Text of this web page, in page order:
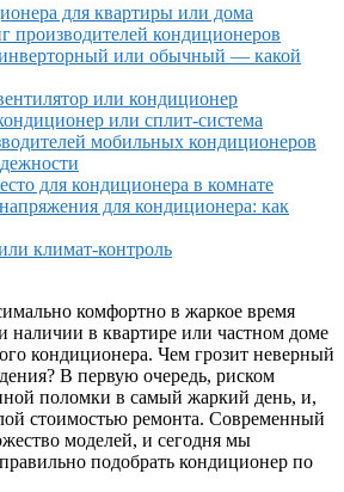
для квартиры или дома
производителей кондиционеров
или обычный — какой
или кондиционер
или сплит-система
мобильных кондиционеров
для кондиционера в комнате
для кондиционера: как
климат-контроль
комфортно в жаркое время
наличии в квартире или частном доме
кондиционера. Чем грозит неверный
В первую очередь, риском
поломки в самый жаркий день, и,
стоимостью ремонта. Современный
моделей, и сегодня мы
подобрать кондиционер по